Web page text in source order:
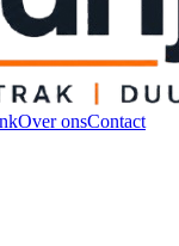
Over onsContact